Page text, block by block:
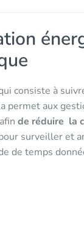
consiste à
permet aux
de réduire la
surveiller et
de temps